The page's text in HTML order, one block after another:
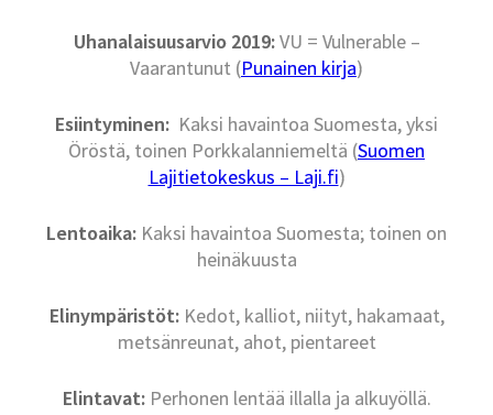
Uhanalaisuusarvio 2019:VU = Vulnerable –
Vaarantunut (Punainen kirja)
Esiintyminen: Kaksi havaintoa Suomesta, yksi
Öröstä, toinen Porkkalanniemeltä (Suomen
Lajitietokeskus – Laji.fi)
Lentoaika: Kaksi havaintoa Suomesta; toinen on
heinäkuusta
Elinympäristöt:Kedot, kalliot, niityt, hakamaat,
metsänreunat, ahot, pientareet
Elintavat:Perhonen lentää illalla ja alkuyöllä.